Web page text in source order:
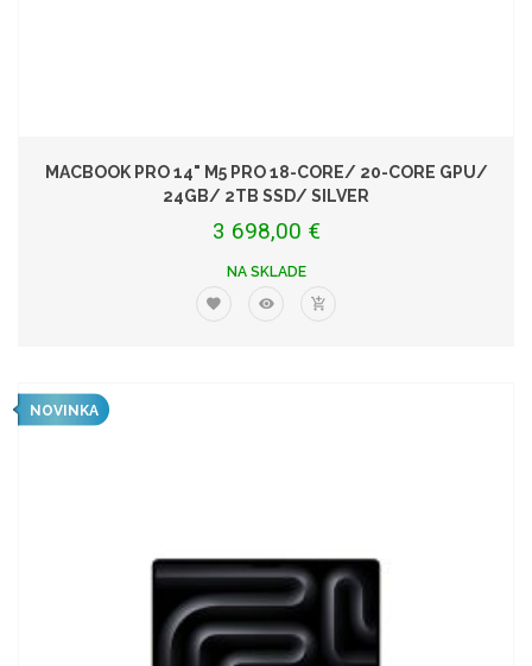
MACBOOK PRO 14" M5 PRO 18-CORE/ 20-CORE GPU/
24GB/ 2TB SSD/ SILVER
3 698,00 €
NA SKLADE
NOVINKA